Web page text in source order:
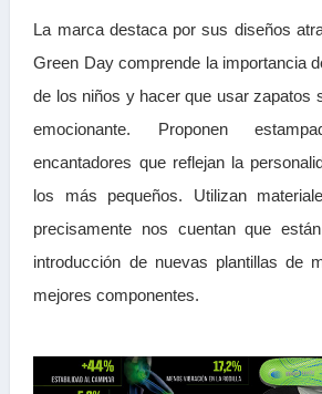
La marca destaca por sus diseños
Green Day comprende la importancia
de los niños y hacer que usar zapatos
emocionante. Proponen
encantadores que reflejan la
los más pequeños. Utilizan
precisamente nos cuentan que
introducción de nuevas plantillas de
mejores componentes.